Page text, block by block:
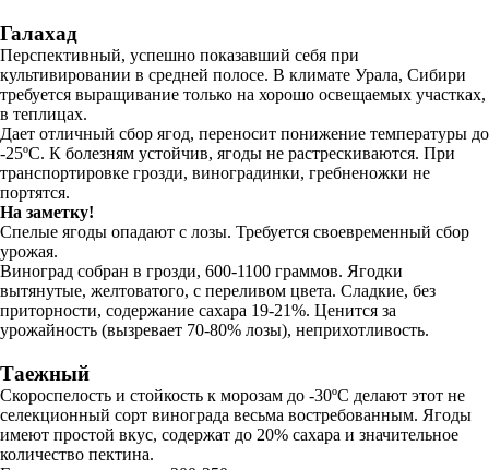
Галахад
Перспективный, успешно показавший себя при
культивировании в средней полосе. В климате Урала, Сибири
требуется выращивание только на хорошо освещаемых участках,
в теплицах.
Дает отличный сбор ягод, переносит понижение температуры до
-25ºC. К болезням устойчив, ягоды не растрескиваются. При
транспортировке грозди, виноградинки, гребненожки не
портятся.
На заметку!
Спелые ягоды опадают с лозы. Требуется своевременный сбор
урожая.
Виноград собран в грозди, 600-1100 граммов. Ягодки
вытянутые, желтоватого, с переливом цвета. Сладкие, без
приторности, содержание сахара 19-21%. Ценится за
урожайность (вызревает 70-80% лозы), неприхотливость.
Таежный
Скороспелость и стойкость к морозам до -30ºC делают этот не
селекционный сорт винограда весьма востребованным. Ягоды
имеют простой вкус, содержат до 20% сахара и значительное
количество пектина.